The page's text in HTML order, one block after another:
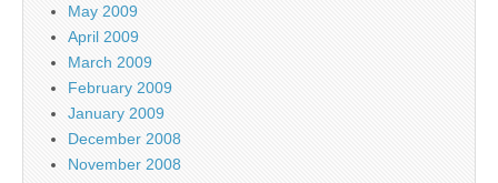
May 2009
April 2009
March 2009
February 2009
January 2009
December 2008
November 2008